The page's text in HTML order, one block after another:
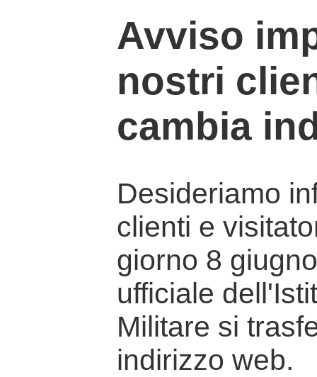
Avviso
nostri
cambia
Desideriamo
clienti e
giorno 8
ufficiale
Militare si
indirizzo web.